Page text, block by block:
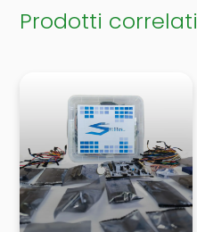
Prodotti correlati